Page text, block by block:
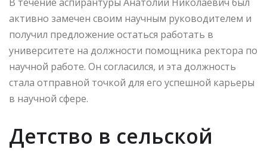
активно замечен своим научным руководителем и
получил предложение остаться работать в
университете на должности помощника ректора по
научной работе. Он согласился, и эта должность
стала отправной точкой для его успешной карьеры
в научной сфере.
Детство в сельской